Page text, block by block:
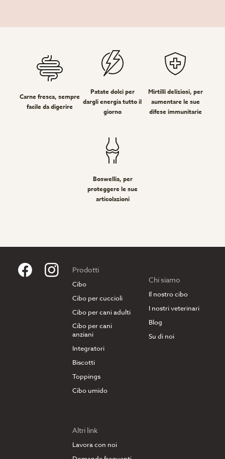
Carne fresca, sempre
facile da digerire
Patate dolci per
dargli energia tutto il
giorno
Mirtilli deliziosi, per
aumentare le sue
difese immunitarie
Boswellia, per
proteggere le sue
articolazioni
Prodotti
Cibo
Cibo per cuccioli
Cibo per cani adulti
Cibo per cani
anziani
Integratori
Biscotti
Toppings
Cibo umido
Chi siamo
Il nostro cibo
I nostri veterinari
Blog
Su di noi
Altri link
Lavora con noi